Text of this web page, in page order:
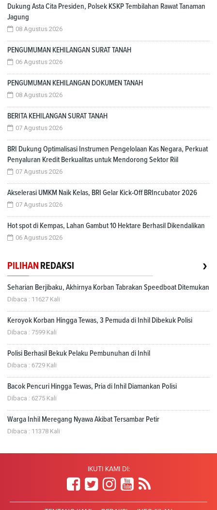
Dukung Asta Cita Presiden, Polsek KSKP Tembilahan Rawat Tanaman
Jagung
08 Agustus 2026
PENGUMUMAN KEHILANGAN SURAT TANAH
06 Agustus 2026
PENGUMUMAN KEHILANGAN DOKUMEN TANAH
08 Agustus 2026
BERITA KEHILANGAN SURAT TANAH
07 Agustus 2026
BRI Dukung Optimalisasi Instrumen Pengelolaan Kas Negara, Perkuat
Penyaluran Kredit Berkualitas untuk Mendorong Sektor Riil
07 Agustus 2026
Akselerasi UMKM Naik Kelas, BRI Gelar Kick-Off BRIncubator 2026
07 Agustus 2026
Hot spot di Kempas, Lahan Gambut 10 Hektare Berhasil Dikendalikan
06 Agustus 2026
PILIHAN REDAKSI ›
Seharian Berjibaku, Akhirnya Korban Tabrakan Speedboat Ditemukan
Dibaca : 11627 Kali
Keroyok Korban Hingga Tewas, 3 Pemuda di Inhil Dibekuk Polisi
Dibaca : 7599 Kali
Polisi Berhasil Bekuk Pelaku Pembunuhan di Inhil
Dibaca : 6729 Kali
Bacok Pencuri Hingga Tewas, Pria di Inhil Diamankan Polisi
Dibaca : 6275 Kali
Warga Inhil Meregang Nyawa Akibat Tersambar Petir
Dibaca : 11378 Kali
IKUTI KAMI DI: